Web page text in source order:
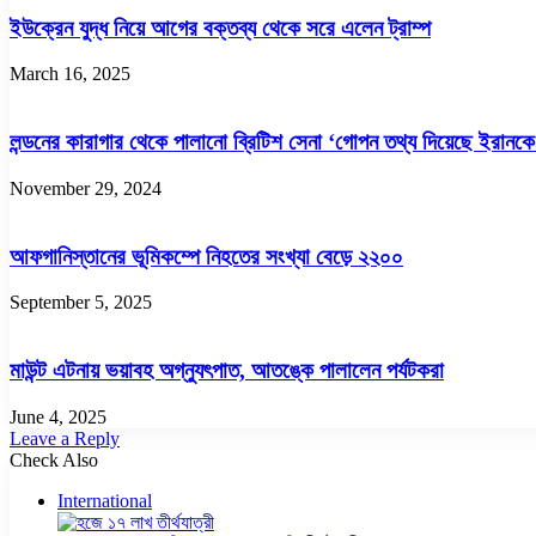
ইউক্রেন যুদ্ধ নিয়ে আগের বক্তব্য থেকে সরে এলেন ট্রাম্প
March 16, 2025
লন্ডনের কারাগার থেকে পালানো ব্রিটিশ সেনা ‘গোপন তথ্য দিয়েছে
November 29, 2024
আফগানিস্তানের ভূমিকম্পে নিহতের সংখ্যা বেড়ে ২২০০
September 5, 2025
মাউন্ট এটনায় ভয়াবহ অগ্ন্যুৎপাত, আতঙ্কে পালালেন পর্যটকরা
June 4, 2025
Leave a Reply
Check Also
International